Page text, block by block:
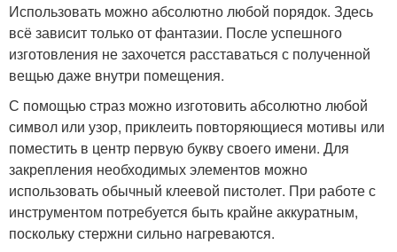
Использовать можно абсолютно любой порядок. Здесь
всё зависит только от фантазии. После успешного
изготовления не захочется расставаться с полученной
вещью даже внутри помещения.
С помощью страз можно изготовить абсолютно любой
символ или узор, приклеить повторяющиеся мотивы или
поместить в центр первую букву своего имени. Для
закрепления необходимых элементов можно
использовать обычный клеевой пистолет. При работе с
инструментом потребуется быть крайне аккуратным,
поскольку стержни сильно нагреваются.